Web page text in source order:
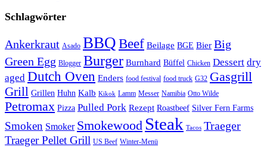
Schlagwörter
Ankerkraut Asado BBQBeef Beilage BGE Bier Big
Green Egg Blogger Burger Burnhard Büffel Chicken Dessert dry
aged Dutch Oven Enders food festival food truck G32 Gasgrill
Grill Grillen Huhn Kalb Kikok Lamm Messer Namibia Otto Wilde
Petromax Pizza Pulled Pork Rezept Roastbeef Silver Fern Farms
Smoken Smoker Smokewood Steak Tacos Traeger
Traeger Pellet Grill US Beef Winter-Menü